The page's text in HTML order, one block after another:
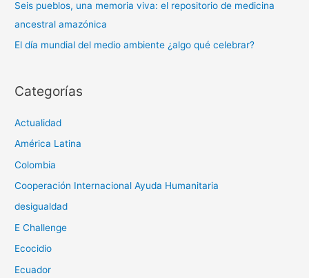
Seis pueblos, una memoria viva: el repositorio de medicina
ancestral amazónica
El día mundial del medio ambiente ¿algo qué celebrar?
Categorías
Actualidad
América Latina
Colombia
Cooperación Internacional Ayuda Humanitaria
desigualdad
E Challenge
Ecocidio
Ecuador